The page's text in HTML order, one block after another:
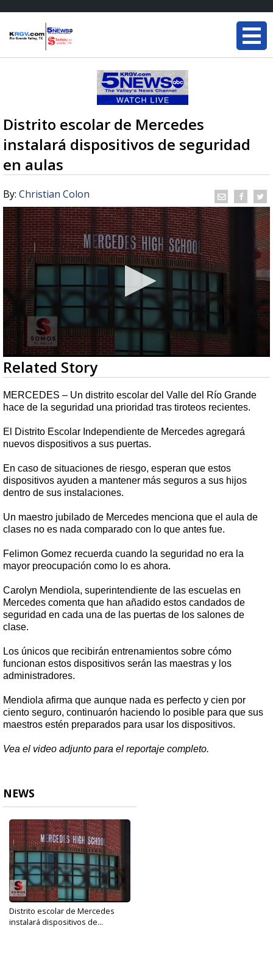
Distrito escolar de Mercedes
instalará dispositivos de seguridad
en aulas
By: Christian Colon
0
seconds
of
2
minutes,
37
Related Story
MERCEDES – Un distrito escolar del Valle del Río Grande
hace de la seguridad una prioridad tras tiroteos recientes.
El Distrito Escolar Independiente de Mercedes agregará
nuevos dispositivos a sus puertas.
En caso de situaciones de riesgo, esperan que estos
dispositivos ayuden a mantener más seguros a sus hijos
dentro de sus instalaciones.
Un maestro jubilado de Mercedes menciona que el aula de
clases no es nada comparado con lo que antes fue.
Felimon Gomez recuerda cuando la seguridad no era la
mayor preocupación como lo es ahora.
Carolyn Mendiola, superintendiente de las escuelas en
Mercedes comenta que han añadido estos candados de
seguridad en cada una de las puertas de los salones de
clase.
Los únicos que recibirán entrenamientos sobre cómo
funcionan estos dispositivos serán las maestras y los
administradores.
Mendiola afirma que aunque nada es perfecto y cien por
ciento seguro, continuarón haciendo lo posible para que sus
maestros estén preparados para usar los dispositivos.
Vea el video adjunto para el reportaje completo.
NEWS
Distrito escolar de Mercedes
instalará dispositivos de...